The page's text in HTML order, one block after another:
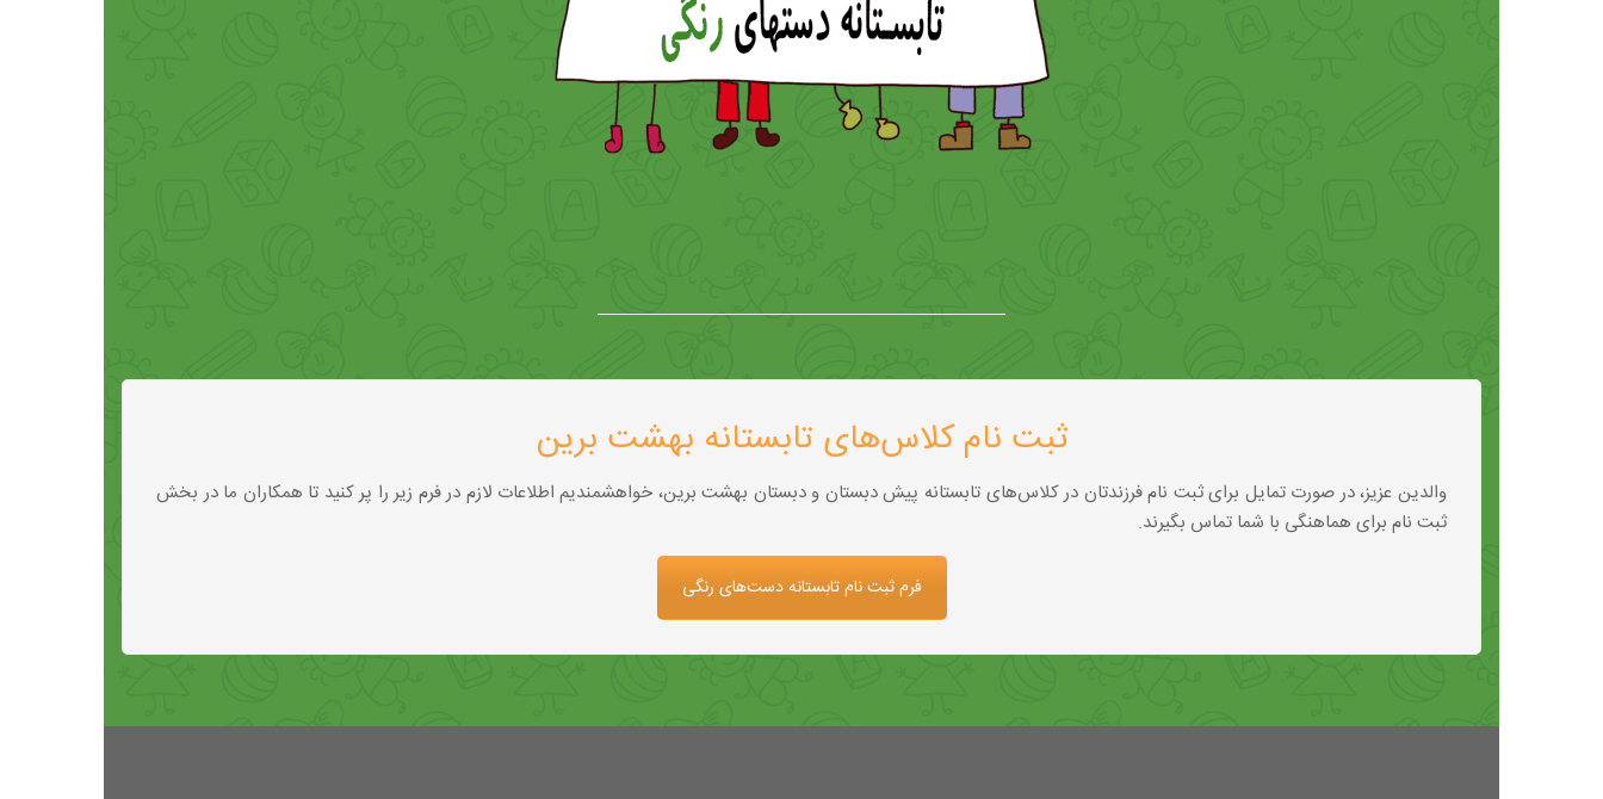
ثبت نام کلاس‌های تابستانه بهشت برین
والدین عزیز، در صورت تمایل برای ثبت نام فرزندتان در کلاس‌های تابستانه پیش دبستان و دبستان بهشت برین، خواهشمندیم اطلاعات لازم در فرم زیر را پر کنید تا همکاران ما در بخش
ثبت نام برای هماهنگی با شما تماس بگیرند.
فرم ثبت نام تابستانه دست‌های رنگی